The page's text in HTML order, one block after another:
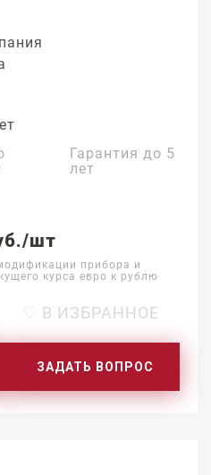
Гарантия до 5
лет
шт
прибора и
курса евро к рублю
♡ В ИЗБРАННОЕ
ЗАДАТЬ ВОПРОС